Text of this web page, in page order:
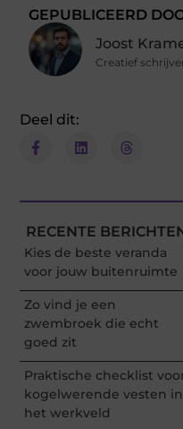
GEPUBLICEERD
Joost
Creatief
Deel dit:
RECENTE
Kies de beste veranda
voor jouw buitenruimte
Zo vind je een
zwembroek die echt
goed zit
Praktische checklist
kogelwerende vesten in
het werkveld